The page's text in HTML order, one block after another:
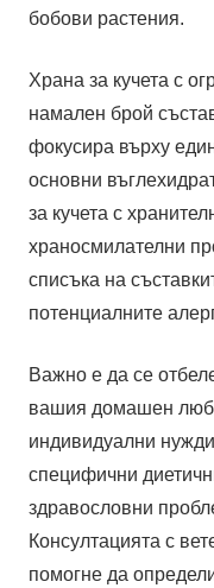
бобови растения.
Храна за кучета с
намален брой
фокусира върху
основни
за кучета с
храносмилателни
списъка на
потенциалните
Важно е да се
вашия домашен
индивидуални
специфични
здравословни
Консултацията с
помогне да